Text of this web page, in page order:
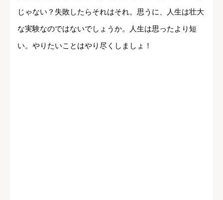
じゃない？失敗したらそれはそれ。思うに、人生は壮大
な実験なのではないでしょうか。人生は思ったより短
い。やりたいことはやり尽くしましょ！